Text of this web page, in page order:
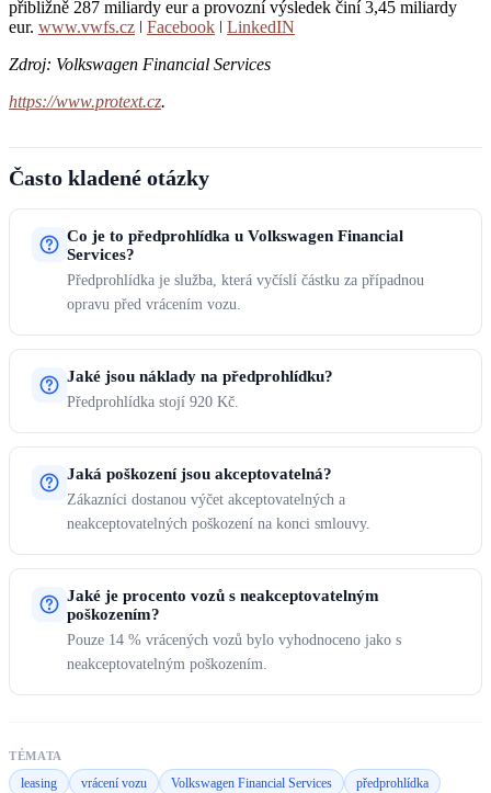
přibližně 287 miliardy eur a provozní výsledek činí 3,45 miliardy
eur. www.vwfs.cz ǀ Facebook ǀ LinkedIN
Zdroj: Volkswagen Financial Services
https://www.protext.cz.
Často kladené otázky
Co je to předprohlídka u Volkswagen Financial
Services?
Předprohlídka je služba, která vyčíslí částku za případnou
opravu před vrácením vozu.
Jaké jsou náklady na předprohlídku?
Předprohlídka stojí 920 Kč.
Jaká poškození jsou akceptovatelná?
Zákazníci dostanou výčet akceptovatelných a
neakceptovatelných poškození na konci smlouvy.
Jaké je procento vozů s neakceptovatelným
poškozením?
Pouze 14 % vrácených vozů bylo vyhodnoceno jako s
neakceptovatelným poškozením.
TÉMATA
leasing vrácení vozu Volkswagen Financial Services
předprohlídka